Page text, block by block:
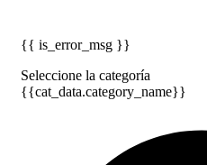
{{ is_error_msg }}
Seleccione la categoría
{{cat_data.category_name}}